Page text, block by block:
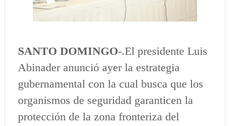
SANTO DOMINGO-.El presidente Luis
Abinader anunció ayer la estrategia
gubernamental con la cual busca que los
organismos de seguridad garanticen la
protección de la zona fronteriza del